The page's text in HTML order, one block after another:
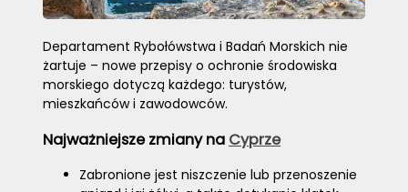
Departament Rybołówstwa i Badań Morskich nie
żartuje – nowe przepisy o ochronie środowiska
morskiego dotyczą każdego: turystów,
mieszkańców i zawodowców.
Najważniejsze zmiany na Cyprze
Zabronione jest niszczenie lub przenoszenie